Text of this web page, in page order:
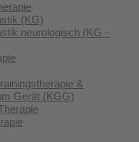
(KG)
neurologisch (KG –
&
Gerät (KGG)